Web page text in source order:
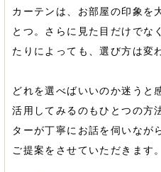
カーテンは、お部屋の印象を
とつ。さらに見た目だけでな
たりによっても、選び方は変
どれを選べばいいのか迷うと
活用してみるのもひとつの方
ターが丁寧にお話を伺いなが
ご提案をさせていただきます